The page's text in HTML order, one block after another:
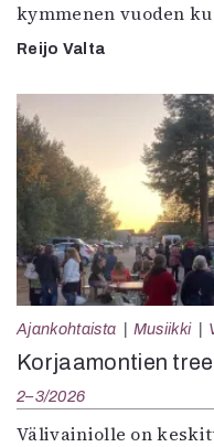
kymmenen vuoden
Reijo Valta
Ajankohtaista Musiikki
Korjaamontien
2–3/2026
Välivainiolle on